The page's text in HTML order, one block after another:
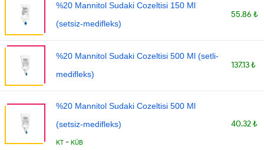
%20 Mannitol Sudaki Cozeltisi 150 Ml
(setsiz-medifleks)
55.86 ₺
%20 Mannitol Sudaki Cozeltisi 500 Ml (setli-
medifleks)
137.13 ₺
%20 Mannitol Sudaki Cozeltisi 500 Ml
(setsiz-medifleks)
KT - KÜB
40.32 ₺